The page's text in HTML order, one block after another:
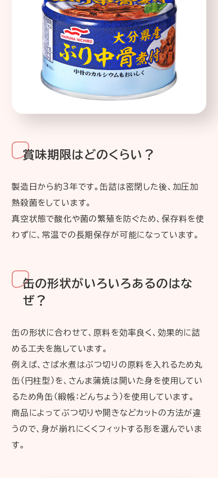
賞味期限はどのくらい？
製造日から約3年です。缶詰は密閉した後、加圧加
熱殺菌をしています。
真空状態で酸化や菌の繁殖を防ぐため、保存料を使
わずに、常温での長期保存が可能になっています。
缶の形状がいろいろあるのはな
ぜ？
缶の形状に合わせて、原料を効率良く、効果的に詰
める工夫を施しています。
例えば、さば水煮はぶつ切りの原料を入れるため丸
缶（円柱型）を、さんま蒲焼は開いた身を使用してい
るため角缶（緞帳：どんちょう）を使用しています。
商品によってぶつ切りや開きなどカットの方法が違
うので、身が崩れにくくフィットする形を選んでいま
す。